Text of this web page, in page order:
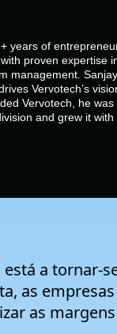
years of
proven expertise
management.
Vervotech’s
Vervotech, he
and grew it
a tornar-
as
as